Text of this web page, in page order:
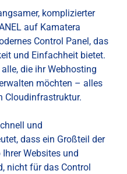
komplizierter
auf Kamatera
Control Panel, das
und Einfachheit bietet.
die ihr Webhosting
möchten – alles
Cloudinfrastruktur.
und
dass ein Großteil der
Websites und
nicht für das Control